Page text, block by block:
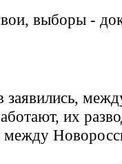
выборы -
их
между